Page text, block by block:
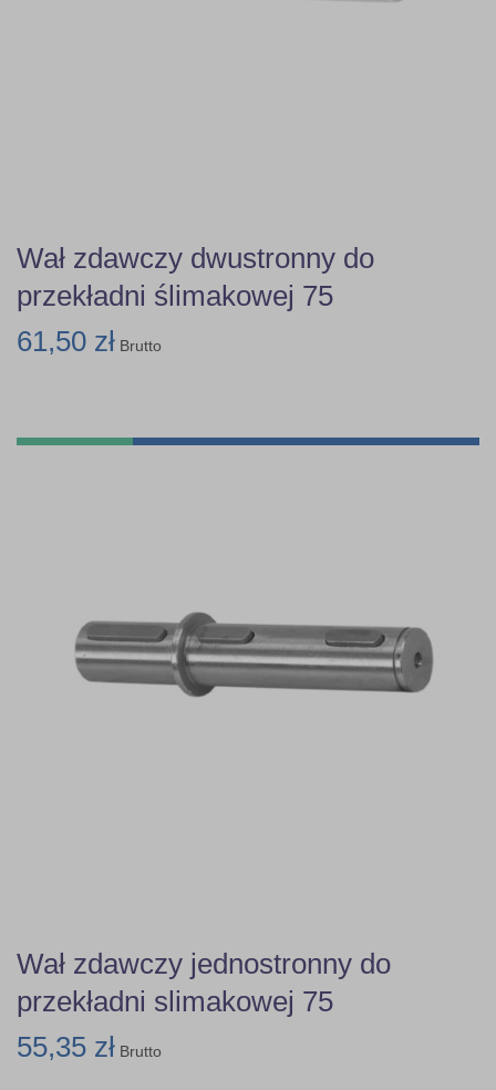
Wał zdawczy dwustronny do
przekładni ślimakowej 75
61,50 zł Brutto
Wał zdawczy jednostronny do
przekładni slimakowej 75
55,35 zł Brutto